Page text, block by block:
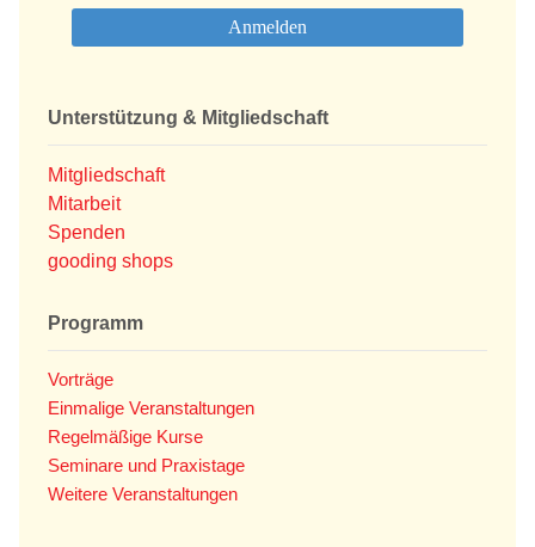
Unterstützung & Mitgliedschaft
Mitgliedschaft
Mitarbeit
Spenden
gooding shops
Programm
Vorträge
Einmalige Veranstaltungen
Regelmäßige Kurse
Seminare und Praxistage
Weitere Veranstaltungen